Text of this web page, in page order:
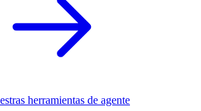
herramientas de agente